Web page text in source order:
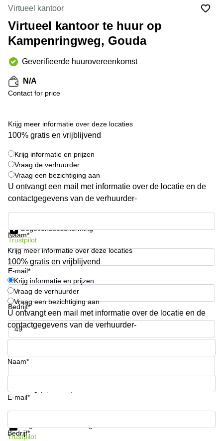
Hengelo
Hilversum
Hoofddorp
Deventer
Rotterdam
Tiel
Zwolle
Westpoort
Bodegraven-
Reeuwijk
Business
center
Arnhem
Business
Amsterdam
Westpoort
Hilversum
center
Den
Haag
Coworking
space
Breda
Arnhem
Kantoorruimte
in Arnhem
Coworking
space
Hilversum
Coworking
space
Zwolle
Huren
Hengelo
Bedrijfsruimte
Nijmegen
Virtueel kantoor
Virtueel kantoor te huur op
Kampenringweg, Gouda
Geverifieerde huurovereenkomst
N/A
Contact for price
Krijg meer informatie over deze locaties
100% gratis en vrijblijvend
Krijg informatie en prijzen
Vraag de verhuurder
Vraag een bezichtiging aan
U ontvangt een mail met informatie over de locatie en de
contactgegevens van de verhuurder-
Naam*
E-mail*
Bedrijf*
Telefoonnummer*
Gegevensbescherming
Trustpilot
Krijg meer informatie over deze locaties
100% gratis en vrijblijvend
Krijg informatie en prijzen
Vraag de verhuurder
Vraag een bezichtiging aan
U ontvangt een mail met informatie over de locatie en de
contactgegevens van de verhuurder-
Naam*
E-mail*
Bedrijf*
Krijg informatie en prijzen
Trustpilot